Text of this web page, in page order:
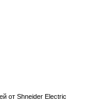
от Shneider Electric